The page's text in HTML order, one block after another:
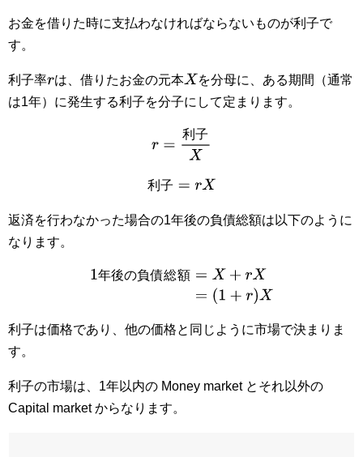
お金を借りた時に支払わなければならないものが利子で
す。
利子率r は、借りたお金の元本X を分母に、ある期間（通常
は1年）に発生する利子を分子にして定まります。
利子
利子X
利子
利子= rX
返済を行わなかった場合の1年後の負債総額は以下のように
なります。
年後の負債総額
1年後の負債総額 =X rX =(1+ r)X
利子は価格であり、他の価格と同じように市場で決まりま
す。
利子の市場は、1年以内の Money market とそれ以外の
Capital market からなります。